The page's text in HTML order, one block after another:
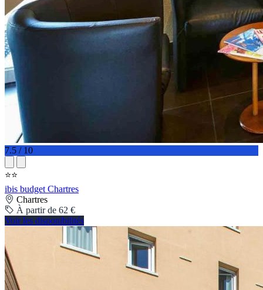
7.5 / 10
⭐⭐
ibis budget Chartres
Chartres
À partir de 62 €
Voir les disponibilités